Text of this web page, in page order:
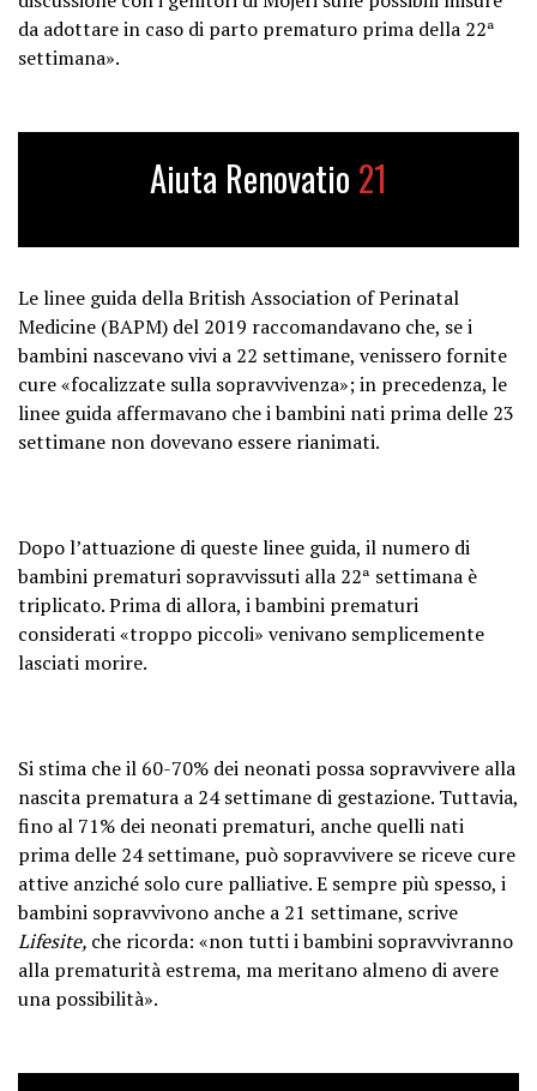
da adottare in caso di parto prematuro prima della 22ª
settimana».
Aiuta Renovatio 21
Le linee guida della British Association of Perinatal
Medicine (BAPM) del 2019 raccomandavano che, se i
bambini nascevano vivi a 22 settimane, venissero fornite
cure «focalizzate sulla sopravvivenza»; in precedenza, le
linee guida affermavano che i bambini nati prima delle 23
settimane non dovevano essere rianimati.
Dopo l’attuazione di queste linee guida, il numero di
bambini prematuri sopravvissuti alla 22ª settimana è
triplicato. Prima di allora, i bambini prematuri
considerati «troppo piccoli» venivano semplicemente
lasciati morire.
Si stima che il 60-70% dei neonati possa sopravvivere alla
nascita prematura a 24 settimane di gestazione. Tuttavia,
fino al 71% dei neonati prematuri, anche quelli nati
prima delle 24 settimane, può sopravvivere se riceve cure
attive anziché solo cure palliative. E sempre più spesso, i
bambini sopravvivono anche a 21 settimane, scrive
Lifesite, che ricorda: «non tutti i bambini sopravvivranno
alla prematurità estrema, ma meritano almeno di avere
una possibilità».